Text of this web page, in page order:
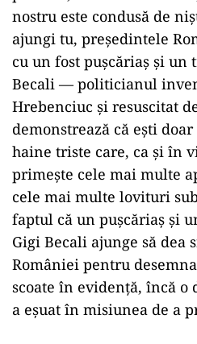
nostru este condusă de
ajungi tu, președintele
cu un fost pușcăriaș și un
Becali — politicianul
Hrebenciuc și resuscitat
demonstrează că ești
haine triste care, ca și în
primește cele mai multe
cele mai multe lovituri
faptul că un pușcăriaș și
Gigi Becali ajunge să
României pentru
scoate în evidență, încă o
a eșuat în misiunea de a